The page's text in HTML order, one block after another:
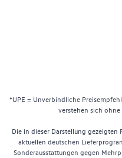
*UPE = Unverbindliche
verstehen sich
Die in dieser Darstellung gezeigten
aktuellen deutschen
Sonderausstattungen gegen